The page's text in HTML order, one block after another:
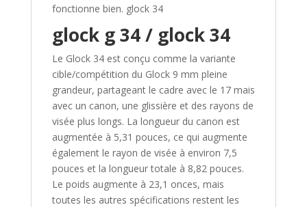
fonctionne bien. glock 34
glock g 34​ / glock 34
Le Glock 34 est conçu comme la variante
cible/compétition du Glock 9 mm pleine
grandeur, partageant le cadre avec le 17 mais
avec un canon, une glissière et des rayons de
visée plus longs. La longueur du canon est
augmentée à 5,31 pouces, ce qui augmente
également le rayon de visée à environ 7,5
pouces et la longueur totale à 8,82 pouces.
Le poids augmente à 23,1 onces, mais
toutes les autres spécifications restent les